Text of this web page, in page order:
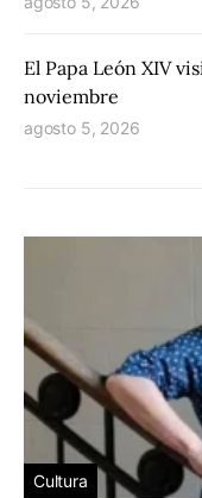
El Papa León XIV
noviembre
agosto 5, 2026
Cultura